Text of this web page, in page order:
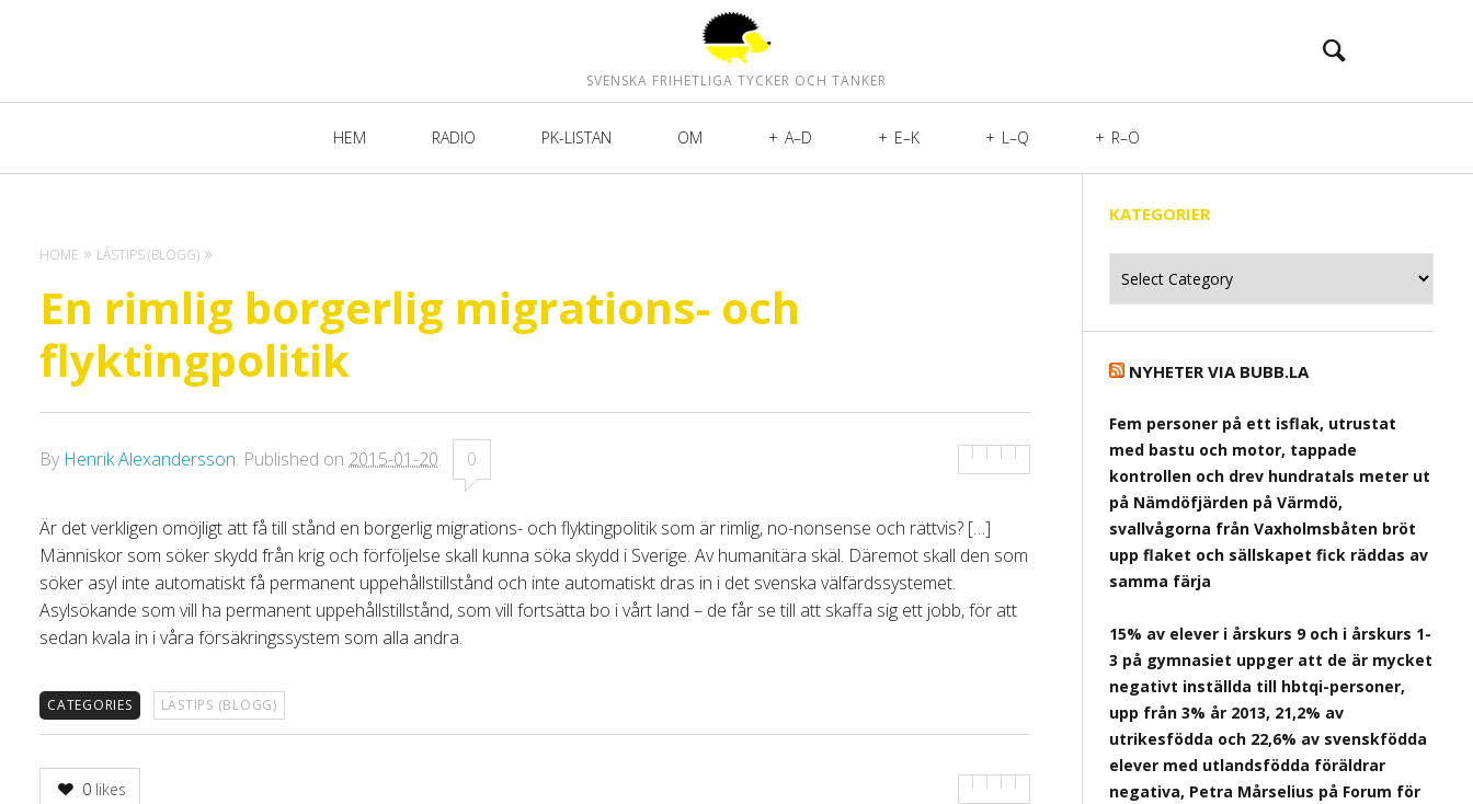
SVENSKA FRIHETLIGA TYCKER OCH TÄNKER
HEM RADIO PK-LISTAN OM A–D E–K L–Q R–Ö
HOME LÄSTIPS (BLOGG)
En rimlig borgerlig migrations- och
flyktingpolitik
By Henrik Alexandersson. Published on 2015-01-20. 0
Är det verkligen omöjligt att få till stånd en borgerlig migrations- och flyktingpolitik som är rimlig, no-nonsense och rättvis? […]
Människor som söker skydd från krig och förföljelse skall kunna söka skydd i Sverige. Av humanitära skäl. Däremot skall den som
söker asyl inte automatiskt få permanent uppehållstillstånd och inte automatiskt dras in i det svenska välfärdssystemet.
Asylsökande som vill ha permanent uppehållstillstånd, som vill fortsätta bo i vårt land – de får se till att skaffa sig ett jobb, för att
sedan kvala in i våra försäkringssystem som alla andra.
CATEGORIES LÄSTIPS (BLOGG)
0 likes
KATEGORIER
NYHETER VIA BUBB.LA
Fem personer på ett isflak, utrustat
med bastu och motor, tappade
kontrollen och drev hundratals meter ut
på Nämdöfjärden på Värmdö,
svallvågorna från Vaxholmsbåten bröt
upp flaket och sällskapet fick räddas av
samma färja
15% av elever i årskurs 9 och i årskurs 1-
3 på gymnasiet uppger att de är mycket
negativt inställda till hbtqi-personer,
upp från 3% år 2013, 21,2% av
utrikesfödda och 22,6% av svenskfödda
elever med utlandsfödda föräldrar
negativa, Petra Mårselius på Forum för